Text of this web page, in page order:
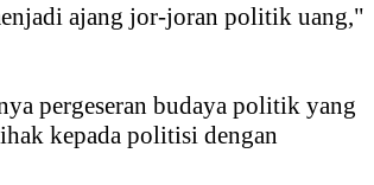
ajang jor-joran politik uang,"
pergeseran budaya politik yang
kepada politisi dengan